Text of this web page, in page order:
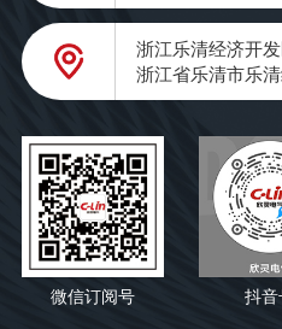
浙江乐清经济开
浙江省乐清市乐
微信订阅号 抖音